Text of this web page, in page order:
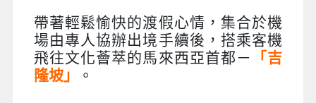
帶著輕鬆愉快的渡假心情，集合於機
場由專人協辦出境手續後，搭乘客機
飛往文化薈萃的馬來西亞首都－ 「吉
隆坡」
。